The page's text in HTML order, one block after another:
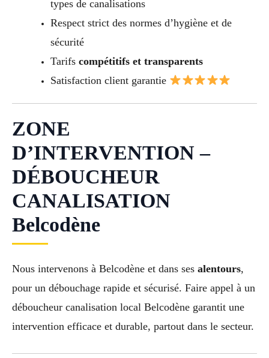
types de canalisations
Respect strict des normes d’hygiène et de
sécurité
Tarifs compétitifs et transparents
Satisfaction client garantie
ZONE
D’INTERVENTION –
DÉBOUCHEUR
CANALISATION
Belcodène
Nous intervenons à Belcodène et dans ses alentours,
pour un débouchage rapide et sécurisé. Faire appel à un
déboucheur canalisation local Belcodène garantit une
intervention efficace et durable, partout dans le secteur.